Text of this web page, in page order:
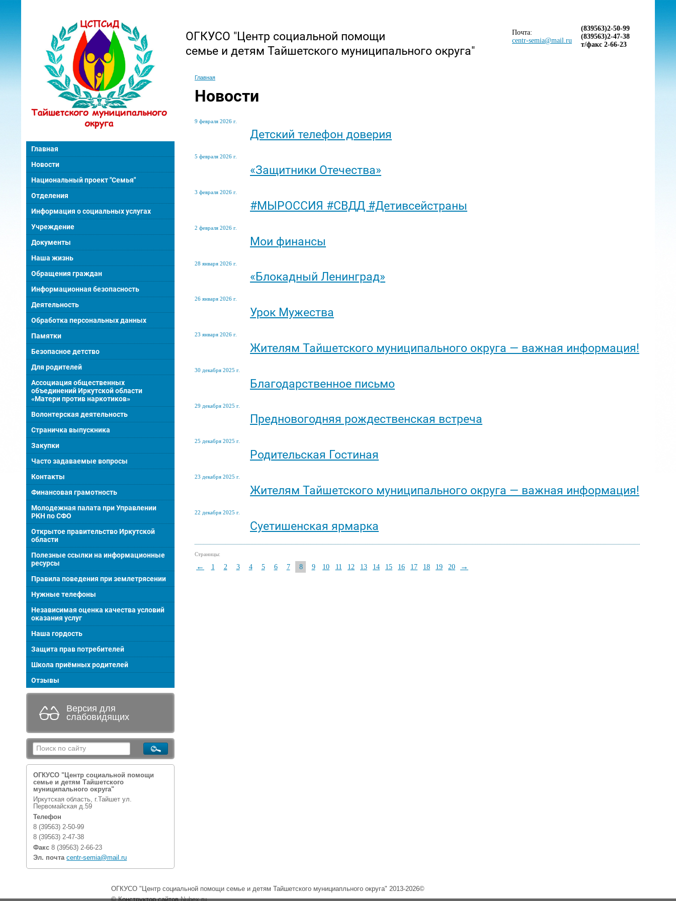
Главная
Новости
Национальный проект "Семья"
Отделения
Информация о социальных услугах
Учреждение
Документы
Наша жизнь
Обращения граждан
Информационная безопасность
Деятельность
Обработка персональных данных
Памятки
Безопасное детство
Для родителей
Ассоциация общественных
объединений Иркутской области
«Матери против наркотиков»
Волонтерская деятельность
Страничка выпускника
Закупки
Часто задаваемые вопросы
Контакты
Финансовая грамотность
Молодежная палата при Управлении
РКН по СФО
Открытое правительство Иркутской
области
Полезные ссылки на информационные
ресурсы
Правила поведения при землетрясении
Нужные телефоны
Независимая оценка качества условий
оказания услуг
Наша гордость
Защита прав потребителей
Школа приёмных родителей
Отзывы
Версия для
слабовидящих
ОГКУСО "Центр социальной помощи
семье и детям Тайшетского
муниципального округа"
Иркутская область, г.Тайшет ул.
Первомайская д.59
Телефон
8 (39563) 2-50-99
8 (39563) 2-47-38
Факс 8 (39563) 2-66-23
Эл. почта centr-semia@mail.ru
ОГКУСО "Центр социальной помощи
семье и детям Тайшетского муниципального округа"
Почта:
centr-semia@mail.ru
(839563)2-50-99
(839563)2-47-38
т/факс 2-66-23
Главная
Новости
9 февраля 2026 г.
Детский телефон доверия
5 февраля 2026 г.
«Защитники Отечества»
3 февраля 2026 г.
#МЫРОССИЯ #СВДД #Детивсейстраны
2 февраля 2026 г.
Мои финансы
28 января 2026 г.
«Блокадный Ленинград»
26 января 2026 г.
Урок Мужества
23 января 2026 г.
Жителям Тайшетского муниципального округа — важная информация!
30 декабря 2025 г.
Благодарственное письмо
29 декабря 2025 г.
Предновогодняя рождественская встреча
25 декабря 2025 г.
Родительская Гостиная
23 декабря 2025 г.
Жителям Тайшетского муниципального округа — важная информация!
22 декабря 2025 г.
Суетишенская ярмарка
Страницы:
← 1 2 3 4 5 6 7 8 9 10 11 12 13 14 15 16 17 18 19 20 →
ОГКУСО "Центр социальной помощи семье и детям Тайшетского мунициапльного округа" 2013-2026©